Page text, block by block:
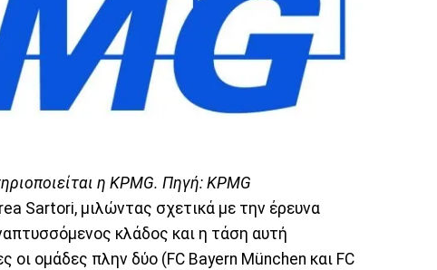
η KPMG. Πηγή: KPMG
Sartori, μιλώντας σχετικά με την έρευνα
κλάδος και η τάση αυτή
οι ομάδες πλην δύο (FC Bayern München και FC